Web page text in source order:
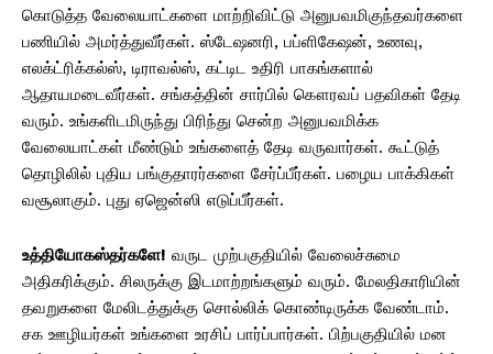
கொடுத்த வேலையாட்களை மாற்றிவிட்டு அனுபவமிகுந்தவர்களை
பணியில் அமர்த்துவீர்கள். ஸ்டேஷனரி, பப்ளிகேஷன், உணவு,
எலக்ட்ரிக்கல்ஸ், டிராவல்ஸ், கட்டிட உதிரி பாகங்களால்
ஆதாயமடைவீர்கள். சங்கத்தின் சார்பில் கௌரவப் பதவிகள் தேடி
வரும். உங்களிடமிருந்து பிரிந்து சென்ற அனுபவமிக்க
வேலையாட்கள் மீண்டும் உங்களைத் தேடி வருவார்கள். கூட்டுத்
தொழிலில் புதிய பங்குதாரர்களை சேர்ப்பீர்கள். பழைய பாக்கிகள்
வசூலாகும். புது ஏஜென்ஸி எடுப்பீர்கள்.
உத்தியோகஸ்தர்களே! வருட முற்பகுதியில் வேலைச்சுமை
அதிகரிக்கும். சிலருக்கு இடமாற்றங்களும் வரும். மேலதிகாரியின்
தவறுகளை மேலிடத்துக்கு சொல்லிக் கொண்டிருக்க வேண்டாம்.
சக ஊழியர்கள் உங்களை உரசிப் பார்ப்பார்கள். பிற்பகுதியில் மன